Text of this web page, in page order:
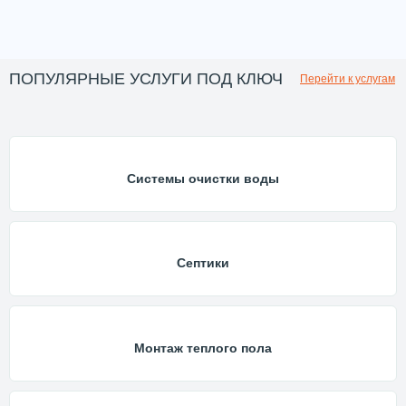
ПОПУЛЯРНЫЕ УСЛУГИ ПОД КЛЮЧ Перейти к услугам
Системы очистки воды
Септики
Монтаж теплого пола